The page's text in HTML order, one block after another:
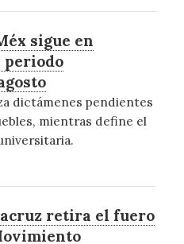
sigue en
periodo
dictámenes pendientes
mientras define el
retira el fuero